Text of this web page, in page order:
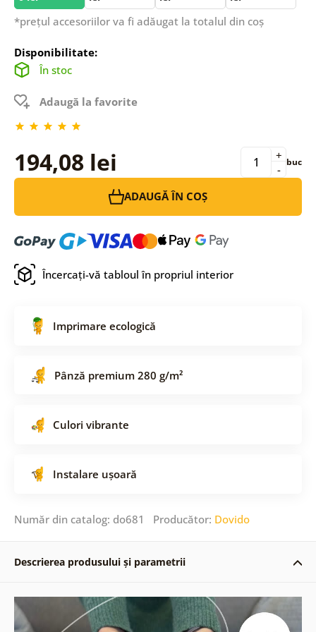
*prețul accesoriilor va fi adăugat la totalul din coș
Disponibilitate:
În stoc
Adaugă la favorite
194,08 lei -
+ buc
ADAUGĂ ÎN COȘ
Încercați-vă tabloul în propriul interior
Imprimare ecologică
Pânză premium 280 g/m²
Culori vibrante
Instalare ușoară
Număr din catalog: do681 Producător: Dovido
Descrierea produsului și parametrii